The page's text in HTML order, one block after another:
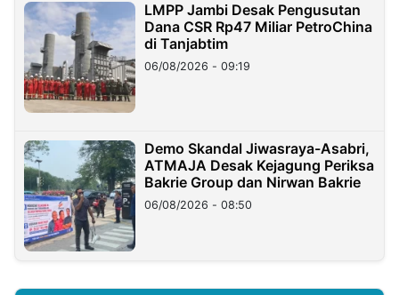
LMPP Jambi Desak Pengusutan
Dana CSR Rp47 Miliar PetroChina
di Tanjabtim
06/08/2026 - 09:19
Demo Skandal Jiwasraya-Asabri,
ATMAJA Desak Kejagung Periksa
Bakrie Group dan Nirwan Bakrie
06/08/2026 - 08:50